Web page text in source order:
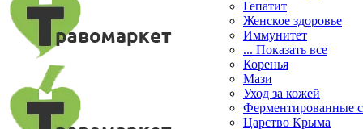
Гепатит
Женское здоровье
Иммунитет
... Показать все
Коренья
Мази
Уход за кожей
Ферментированные
Царство Крыма